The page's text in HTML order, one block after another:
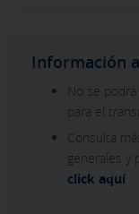
Información
No se
para el
Consulta
generales y
click aquí
Cookies
Estas cookies
nuestros
bloquear o
del sitio no